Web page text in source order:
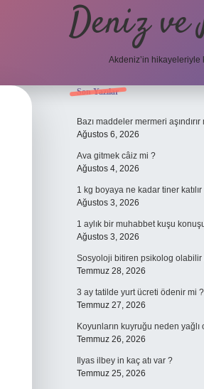
Deniz ve
Akdeniz’in hikayeleriyle
Sidebar
Son Yazılar
Bazı maddeler mermeri aşındırır
Ağustos 6, 2026
Ava gitmek câiz mi ?
Ağustos 4, 2026
1 kg boyaya ne kadar tiner katılır
Ağustos 3, 2026
1 aylık bir muhabbet kuşu
Ağustos 3, 2026
Sosyoloji bitiren psikolog olabilir
Temmuz 28, 2026
3 ay tatilde yurt ücreti ödenir mi ?
Temmuz 27, 2026
Koyunların kuyruğu neden yağlı
Temmuz 26, 2026
Ilyas ilbey in kaç atı var ?
Temmuz 25, 2026